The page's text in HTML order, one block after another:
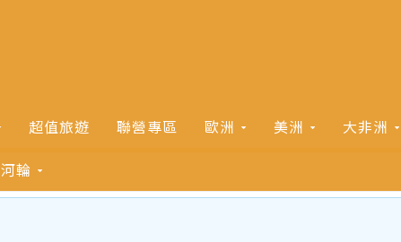
超值旅遊 聯營專區 歐洲 美洲 大非洲
河輪